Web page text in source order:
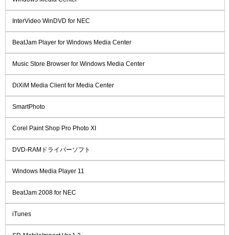
InterVideo WinDVD for NEC
BeatJam Player for Windows Media Center
Music Store Browser for Windows Media Center
DiXiM Media Client for Media Center
SmartPhoto
Corel Paint Shop Pro Photo XI
DVD-RAMドライバーソフト
Windows Media Player 11
BeatJam 2008 for NEC
iTunes